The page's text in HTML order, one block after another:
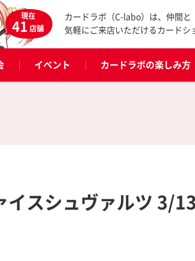
現在
41店舗
カードラボ（C-labo）は、仲間
気軽にご来店いただけるカードシ
イベント カードラボの楽しみ方
イスシュヴァルツ 3/